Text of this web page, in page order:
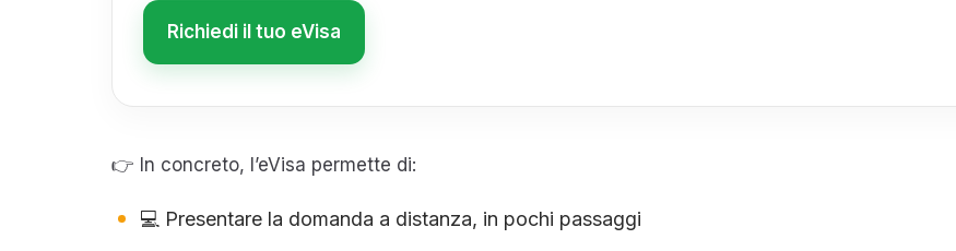
Richiedi il tuo eVisa
👉 In concreto, l’eVisa permette di:
💻 Presentare la domanda a distanza, in pochi passaggi